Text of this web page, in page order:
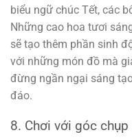
biểu ngữ chúc Tết, các
Những cao hoa tươi
sẽ tạo thêm phần sinh
với những món đồ mà
đừng ngần ngại sáng
đáo.
8. Chơi với góc chụp